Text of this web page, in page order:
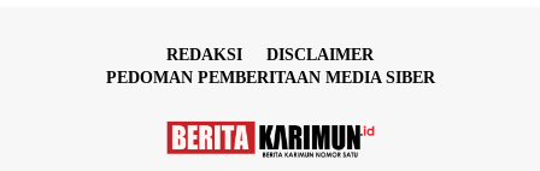
REDAKSI
DISCLAIMER
PEDOMAN PEMBERITAAN MEDIA SIBER